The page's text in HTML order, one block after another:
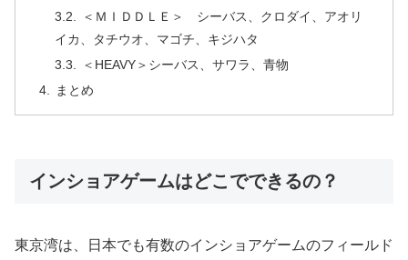
＜ＭＩＤＤＬＥ＞ シーバス、クロダイ、アオリ
イカ、タチウオ、マゴチ、キジハタ
＜HEAVY＞シーバス、サワラ、青物
まとめ
インショアゲームはどこでできるの？
東京湾は、日本でも有数のインショアゲームのフィールド